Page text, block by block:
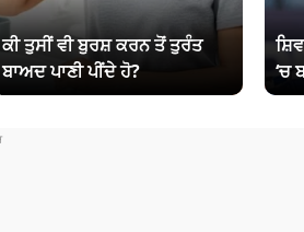
ਕੀ ਤੁਸੀਂ ਵੀ ਬੁਰਸ਼ ਕਰਨ ਤੋਂ ਤੁਰੰਤ
ਬਾਅਦ ਪਾਣੀ ਪੀਂਦੇ ਹੋ?
‘ਚ